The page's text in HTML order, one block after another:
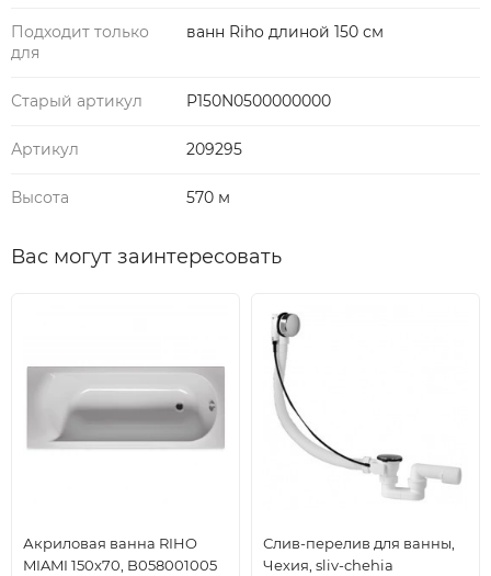
Подходит только
для
ванн Riho длиной 150 см
Старый артикул P150N0500000000
Артикул 209295
Высота 570 м
Вас могут заинтересовать
Акриловая ванна RIHO
MIAMI 150x70, B058001005
Слив-перелив для ванны,
Чехия, sliv-chehia